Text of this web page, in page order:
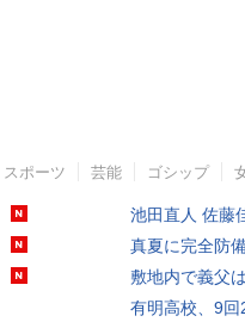
スポーツ 芸能 ゴシップ
池田直人 佐藤
真夏に完全防
敷地内で義父
有明高校、9回